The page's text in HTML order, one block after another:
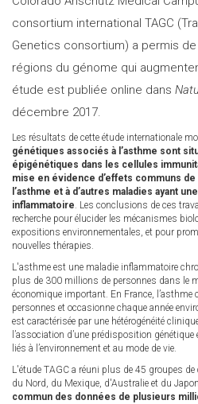
consortium international TAGC
Genetics consortium) a permis
régions du génome qui
étude est publiée online dans
décembre 2017.
Les résultats de cette étude internationale
génétiques associés à l’asthme sont
épigénétiques dans les cellules
mise en évidence d’effets communs
l’asthme et à d’autres maladies ayant
inflammatoire. Les conclusions de ces
recherche pour élucider les mécanismes
expositions environnementales, et pour
nouvelles thérapies.
L'asthme est une maladie inflammatoire
plus de 300 millions de personnes dans le
économique important. En France,
personnes et occasionne chaque année
est caractérisée par une hétérogénéité
l’association d’une prédisposition
liés à l’environnement et au mode de vie.
L'étude TAGC a réuni plus de 45 groupes
du Nord, du Mexique, d'Australie et du
commun des données de plusieurs